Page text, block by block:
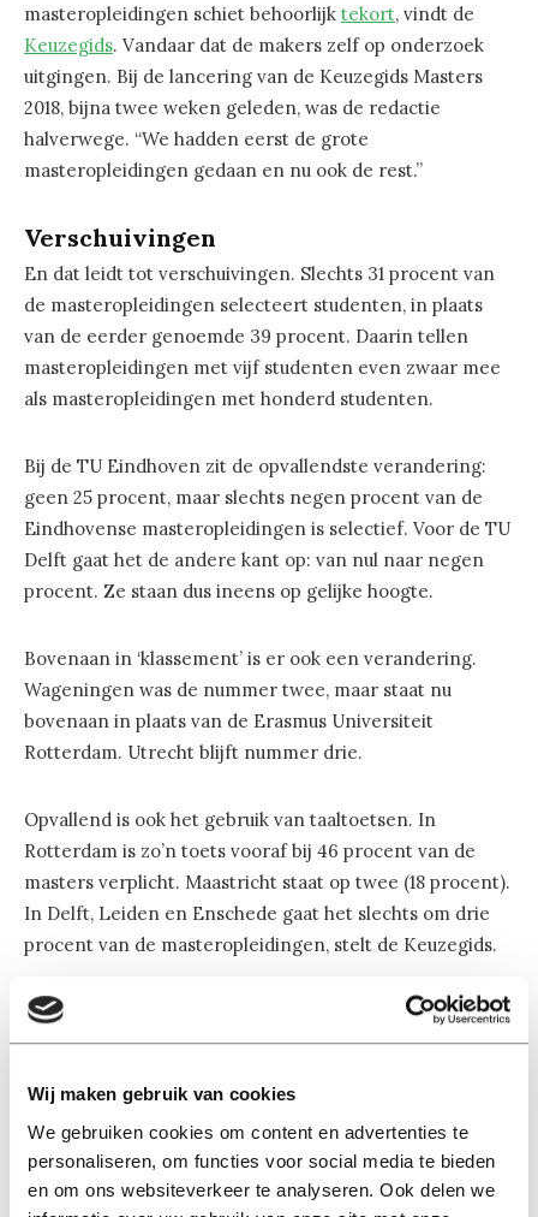
Wij maken gebruik van cookies
We gebruiken cookies om content en advertenties te
personaliseren, om functies voor social media te bieden
en om ons websiteverkeer te analyseren. Ook delen we
masteropleidingen schiet behoorlijk tekort, vindt de
Keuzegids. Vandaar dat de makers zelf op onderzoek
uitgingen. Bij de lancering van de Keuzegids Masters
2018, bijna twee weken geleden, was de redactie
halverwege. “We hadden eerst de grote
masteropleidingen gedaan en nu ook de rest.”
Verschuivingen
En dat leidt tot verschuivingen. Slechts 31 procent van
de masteropleidingen selecteert studenten, in plaats
van de eerder genoemde 39 procent. Daarin tellen
masteropleidingen met vijf studenten even zwaar mee
als masteropleidingen met honderd studenten.
Bij de TU Eindhoven zit de opvallendste verandering:
geen 25 procent, maar slechts negen procent van de
Eindhovense masteropleidingen is selectief. Voor de TU
Delft gaat het de andere kant op: van nul naar negen
procent. Ze staan dus ineens op gelijke hoogte.
Bovenaan in ‘klassement’ is er ook een verandering.
Wageningen was de nummer twee, maar staat nu
bovenaan in plaats van de Erasmus Universiteit
Rotterdam. Utrecht blijft nummer drie.
Opvallend is ook het gebruik van taaltoetsen. In
Rotterdam is zo’n toets vooraf bij 46 procent van de
masters verplicht. Maastricht staat op twee (18 procent).
In Delft, Leiden en Enschede gaat het slechts om drie
procent van de masteropleidingen, stelt de Keuzegids.
Compleet
Waarom heeft de Keuzegids niet gewacht met deze
“Halverwege het proces kun je al wel iets zien”, zegt
redacteur Josefien van Pelt. “We vonden het ook
belangrijk om er iets over te zeggen toen de Keuzegids
verscheen, want er is zoveel onduidelijkheid en